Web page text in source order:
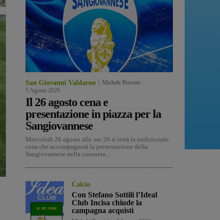
San Giovanni Valdarno Michele Bossini
5 Agosto 2026
Il 26 agosto cena e
presentazione in piazza per la
Sangiovannese
Mercoledì 26 agosto alle ore 20 si terrà la tradizionale
cena che accompagnerà la presentazione della
Sangiovannese nella consueta...
Calcio
Con Stefano Sottili l’Ideal
Club Incisa chiude la
campagna acquisti